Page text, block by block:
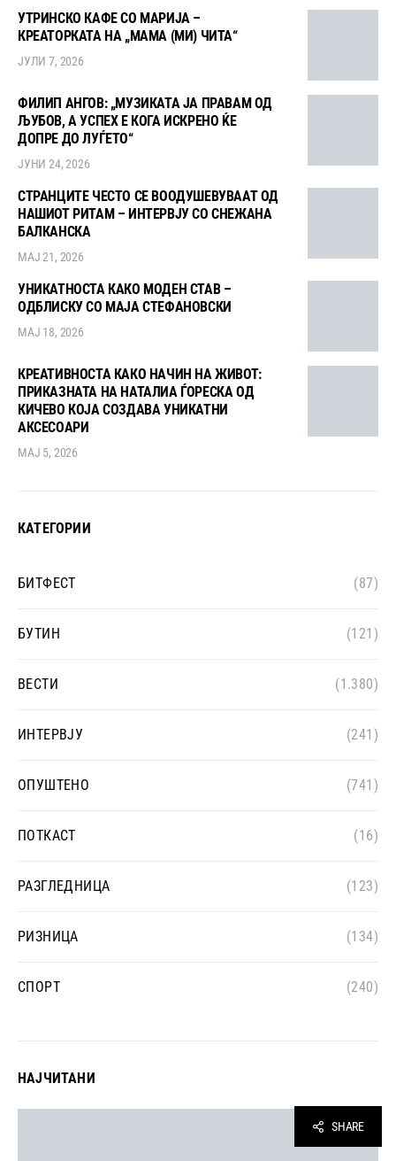
УТРИНСКО КАФЕ СО МАРИЈА –
КРЕАТОРКАТА НА „МАМА (МИ) ЧИТА“
ЈУЛИ 7, 2026
ФИЛИП АНГОВ: „МУЗИКАТА ЈА ПРАВАМ ОД
ЉУБОВ, А УСПЕХ Е КОГА ИСКРЕНО ЌЕ
ДОПРЕ ДО ЛУЃЕТО“
ЈУНИ 24, 2026
СТРАНЦИТЕ ЧЕСТО СЕ ВООДУШЕВУВААТ ОД
НАШИОТ РИТАМ – ИНТЕРВЈУ СО СНЕЖАНА
БАЛКАНСКА
МАЈ 21, 2026
УНИКАТНОСТА КАКО МОДЕН СТАВ –
ОДБЛИСКУ СО МАЈА СТЕФАНОВСКИ
МАЈ 18, 2026
КРЕАТИВНОСТА КАКО НАЧИН НА ЖИВОТ:
ПРИКАЗНАТА НА НАТАЛИА ЃОРЕСКА ОД
КИЧЕВО КОЈА СОЗДАВА УНИКАТНИ
АКСЕСОАРИ
МАЈ 5, 2026
КАТЕГОРИИ
БИТФЕСТ (87)
БУТИН (121)
ВЕСТИ (1.380)
ИНТЕРВЈУ (241)
ОПУШТЕНО (741)
ПОТКАСТ (16)
РАЗГЛЕДНИЦА (123)
РИЗНИЦА (134)
СПОРТ (240)
НАЈЧИТАНИ
SHARE